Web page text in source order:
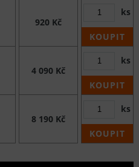
920 Kč
ks
KOUPIT
4 090 Kč
ks
KOUPIT
8 190 Kč
ks
KOUPIT